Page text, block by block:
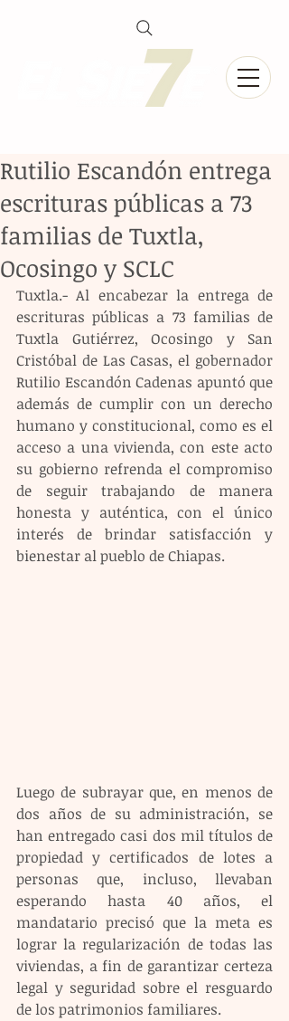
Rutilio Escandón entrega
escrituras públicas a 73
familias de Tuxtla,
Ocosingo y SCLC
Tuxtla.- Al encabezar la entrega de
escrituras públicas a 73 familias de
Tuxtla Gutiérrez, Ocosingo y San
Cristóbal de Las Casas, el gobernador
Rutilio Escandón Cadenas apuntó que
además de cumplir con un derecho
humano y constitucional, como es el
acceso a una vivienda, con este acto
su gobierno refrenda el compromiso
de seguir trabajando de manera
honesta y auténtica, con el único
interés de brindar satisfacción y
bienestar al pueblo de Chiapas.
Luego de subrayar que, en menos de
dos años de su administración, se
han entregado casi dos mil títulos de
propiedad y certificados de lotes a
personas que, incluso, llevaban
esperando hasta 40 años, el
mandatario precisó que la meta es
lograr la regularización de todas las
viviendas, a fin de garantizar certeza
legal y seguridad sobre el resguardo
de los patrimonios familiares.